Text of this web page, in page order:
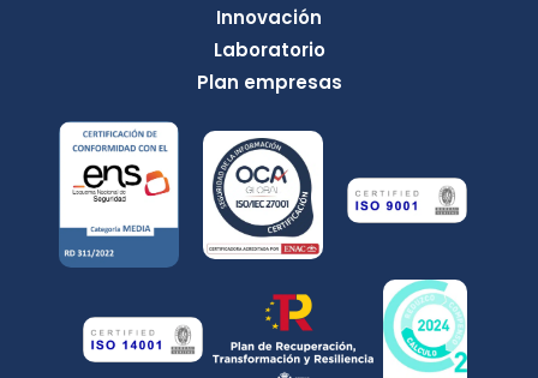
Innovación
Laboratorio
Plan empresas